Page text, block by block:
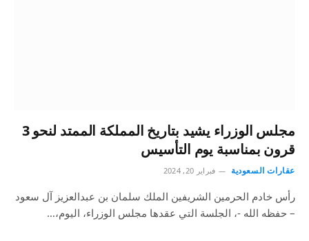
مجلس الوزراء يشيد بتاريخ المملكة الممتد لنحو 3
قرون بمناسبة يوم التأسيس
عقارات السعودية فبراير 20, 2024
رأس خادم الحرمين الشريفين الملك سلمان بن عبدالعزيز آل سعود
– حفظه الله -، الجلسة التي عقدها مجلس الوزراء، اليوم،…